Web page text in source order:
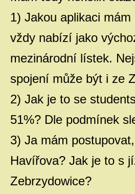
1) Jakou aplikaci
vždy nabízí jako
mezinárodní lístek.
spojení může být i ze
2) Jak je to se
51%? Dle podmínek
3) Ja mám
Havířova? Jak je to s
Zebrzydowice?